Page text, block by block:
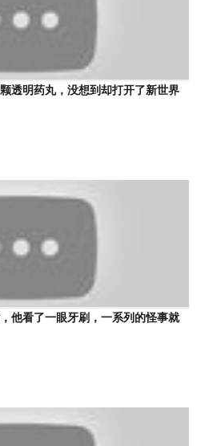
透明药丸，没想到却打开了新世界
他看了一眼牙刷，一系列的怪事就